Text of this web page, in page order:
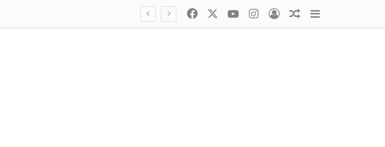
FacebookYouTubeInstagram
AccesoPublicación al
Barra lateral